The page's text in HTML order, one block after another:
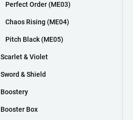
Perfect Order (ME03)
Chaos Rising (ME04)
Pitch Black (ME05)
Scarlet & Violet
Sword & Shield
Boostery
Booster Box